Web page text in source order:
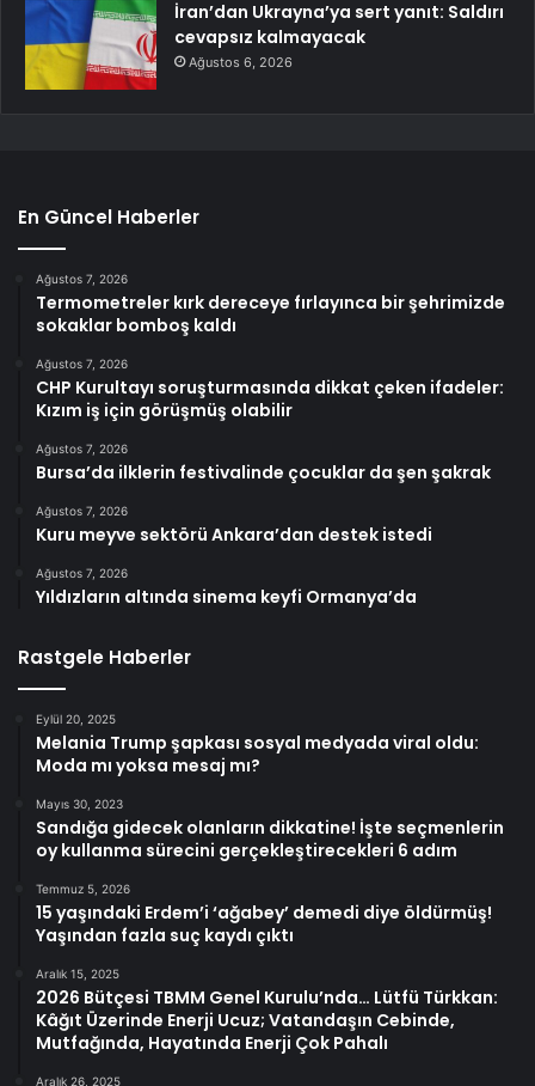
İran’dan Ukrayna’ya sert yanıt: Saldırı
cevapsız kalmayacak
Ağustos 6, 2026
En Güncel Haberler
Ağustos 7, 2026
Termometreler kırk dereceye fırlayınca bir şehrimizde
sokaklar bomboş kaldı
Ağustos 7, 2026
CHP Kurultayı soruşturmasında dikkat çeken ifadeler:
Kızım iş için görüşmüş olabilir
Ağustos 7, 2026
Bursa’da ilklerin festivalinde çocuklar da şen şakrak
Ağustos 7, 2026
Kuru meyve sektörü Ankara’dan destek istedi
Ağustos 7, 2026
Yıldızların altında sinema keyfi Ormanya’da
Rastgele Haberler
Eylül 20, 2025
Melania Trump şapkası sosyal medyada viral oldu:
Moda mı yoksa mesaj mı?
Mayıs 30, 2023
Sandığa gidecek olanların dikkatine! İşte seçmenlerin
oy kullanma sürecini gerçekleştirecekleri 6 adım
Temmuz 5, 2026
15 yaşındaki Erdem’i ‘ağabey’ demedi diye öldürmüş!
Yaşından fazla suç kaydı çıktı
Aralık 15, 2025
2026 Bütçesi TBMM Genel Kurulu’nda… Lütfü Türkkan:
Kâğıt Üzerinde Enerji Ucuz; Vatandaşın Cebinde,
Mutfağında, Hayatında Enerji Çok Pahalı
Aralık 26, 2025